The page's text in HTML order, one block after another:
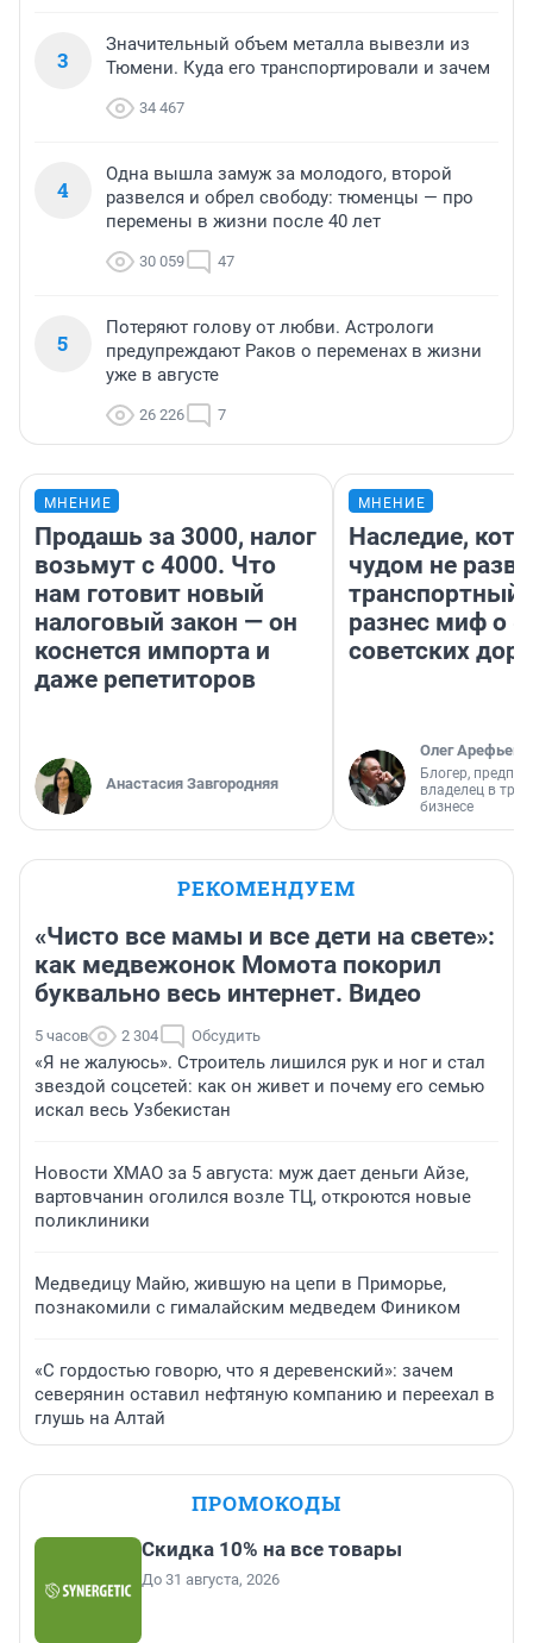
3
Значительный объем металла вывезли из
Тюмени. Куда его транспортировали и зачем
34 467
4
Одна вышла замуж за молодого, второй
развелся и обрел свободу: тюменцы — про
перемены в жизни после 40 лет
30 059 47
5
Потеряют голову от любви. Астрологи
предупреждают Раков о переменах в жизни
уже в августе
26 226 7
МНЕНИЕ
Продашь за 3000, налог
возьмут с 4000. Что
нам готовит новый
налоговый закон — он
коснется импорта и
даже репетиторов
Анастасия Завгородняя
МНЕНИЕ
Наследие,
чудом не
транспортный
разнес миф о
советских
Олег Арефьев
Блогер,
владелец в
бизнесе
РЕКОМЕНДУЕМ
«Чисто все мамы и все дети на свете»:
как медвежонок Момота покорил
буквально весь интернет. Видео
5 часов 2 304 Обсудить
«Я не жалуюсь». Строитель лишился рук и ног и стал
звездой соцсетей: как он живет и почему его семью
искал весь Узбекистан
Новости ХМАО за 5 августа: муж дает деньги Айзе,
вартовчанин оголился возле ТЦ, откроются новые
поликлиники
Медведицу Майю, жившую на цепи в Приморье,
познакомили с гималайским медведем Фиником
«С гордостью говорю, что я деревенский»: зачем
северянин оставил нефтяную компанию и переехал в
глушь на Алтай
ПРОМОКОДЫ
Скидка 10% на все товары
До 31 августа, 2026